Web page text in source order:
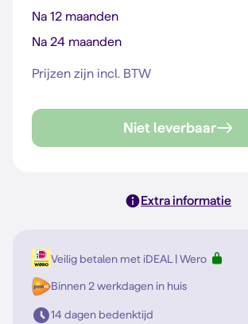
Na 12 maanden
Na 24 maanden
Prijzen zijn incl. BTW
Niet leverbaar
Extra informatie
Veilig betalen met iDEAL | Wero
Binnen 2 werkdagen in huis
14 dagen bedenktijd